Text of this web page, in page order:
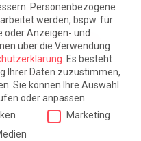
In der Blase
Träumen. Trösten.
WACHS!
Personenbezogene
werden, bspw. für
oder Anzeigen- und
über die Verwendung
Es besteht
Ihrer Daten zuzustimmen,
Sie können Ihre Auswahl
oder anpassen.
Marketing